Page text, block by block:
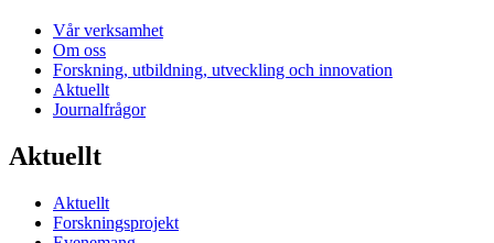
Vår verksamhet
Om oss
Forskning, utbildning, utveckling och innovation
Aktuellt
Journalfrågor
Aktuellt
Aktuellt
Forskningsprojekt